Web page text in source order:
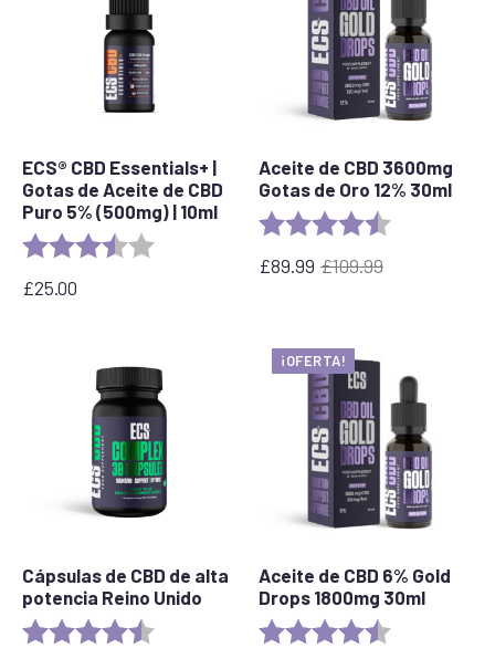
ECS® CBD Essentials+ |
Gotas de Aceite de CBD
Puro 5% (500mg) | 10ml
Rating: 3.8 out of 5 stars
£25.00
Aceite de CBD 3600mg
Gotas de Oro 12% 30ml
Rating:
£109.99
El
£109.99.
£89.99
El
£89.99.
Cápsulas de CBD de alta
potencia Reino Unido
Rating: 4.8 out of 5 stars
¡OFERTA!
Aceite de CBD 6% Gold
Drops 1800mg 30ml
Rating: